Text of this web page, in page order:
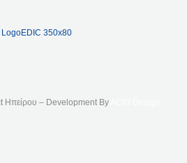
Ηπείρου – Development By